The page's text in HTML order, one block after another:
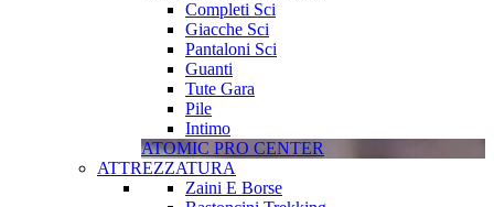
Completi Sci
Giacche Sci
Pantaloni Sci
Guanti
Tute Gara
Pile
Intimo
ATOMIC PRO CENTER
ATTREZZATURA
Zaini E Borse